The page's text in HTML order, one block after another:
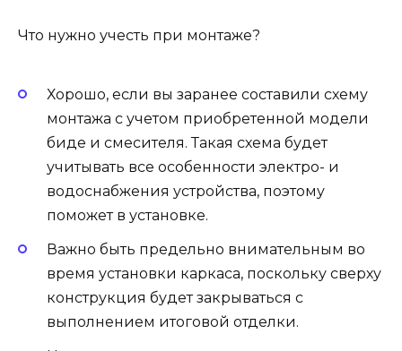
Что нужно учесть при монтаже?
Хорошо, если вы заранее составили схему
монтажа с учетом приобретенной модели
биде и смесителя. Такая схема будет
учитывать все особенности электро- и
водоснабжения устройства, поэтому
поможет в установке.
Важно быть предельно внимательным во
время установки каркаса, поскольку сверху
конструкция будет закрываться с
выполнением итоговой отделки.